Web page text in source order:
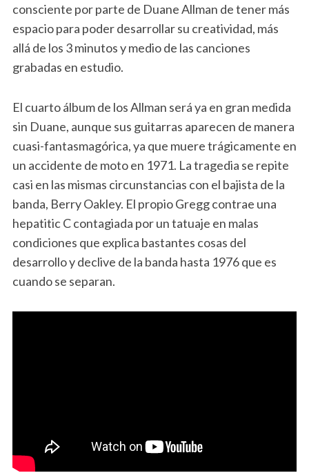
consciente por parte de Duane Allman de tener más
espacio para poder desarrollar su creatividad, más
allá de los 3 minutos y medio de las canciones
grabadas en estudio.
El cuarto álbum de los Allman será ya en gran medida
sin Duane, aunque sus guitarras aparecen de manera
cuasi-fantasmagórica, ya que muere trágicamente en
un accidente de moto en 1971. La tragedia se repite
casi en las mismas circunstancias con el bajista de la
banda, Berry Oakley. El propio Gregg contrae una
hepatitic C contagiada por un tatuaje en malas
condiciones que explica bastantes cosas del
desarrollo y declive de la banda hasta 1976 que es
cuando se separan.